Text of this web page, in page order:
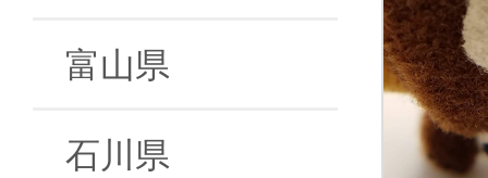
富山県
石川県